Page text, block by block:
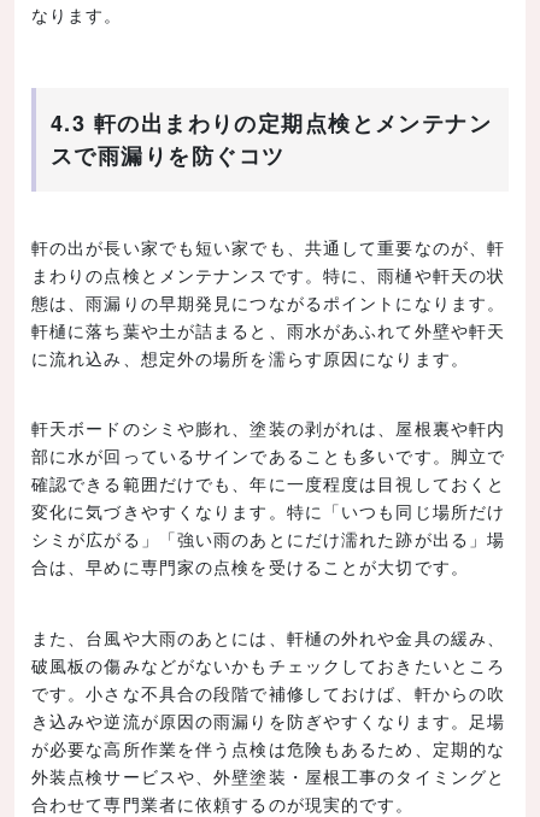
なります。
4.3 軒の出まわりの定期点検とメンテナン
スで雨漏りを防ぐコツ
軒の出が長い家でも短い家でも、共通して重要なのが、軒
まわりの点検とメンテナンスです。特に、雨樋や軒天の状
態は、雨漏りの早期発見につながるポイントになります。
軒樋に落ち葉や土が詰まると、雨水があふれて外壁や軒天
に流れ込み、想定外の場所を濡らす原因になります。
軒天ボードのシミや膨れ、塗装の剥がれは、屋根裏や軒内
部に水が回っているサインであることも多いです。脚立で
確認できる範囲だけでも、年に一度程度は目視しておくと
変化に気づきやすくなります。特に「いつも同じ場所だけ
シミが広がる」「強い雨のあとにだけ濡れた跡が出る」場
合は、早めに専門家の点検を受けることが大切です。
また、台風や大雨のあとには、軒樋の外れや金具の緩み、
破風板の傷みなどがないかもチェックしておきたいところ
です。小さな不具合の段階で補修しておけば、軒からの吹
き込みや逆流が原因の雨漏りを防ぎやすくなります。足場
が必要な高所作業を伴う点検は危険もあるため、定期的な
外装点検サービスや、外壁塗装・屋根工事のタイミングと
合わせて専門業者に依頼するのが現実的です。